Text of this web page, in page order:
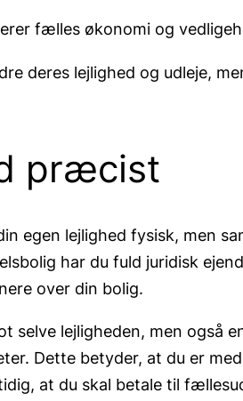
fælles økonomi og
deres lejlighed og udleje,
præcist
egen lejlighed fysisk, men
har du fuld juridisk
over din bolig.
selve lejligheden, men
Dette betyder, at du er
at du skal betale til